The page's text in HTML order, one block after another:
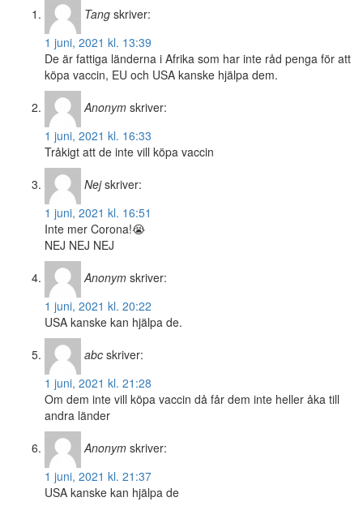
Tang skriver:
1 juni, 2021 kl. 13:39
De är fattiga länderna i Afrika som har inte råd penga för att
köpa vaccin, EU och USA kanske hjälpa dem.
Anonym skriver:
1 juni, 2021 kl. 16:33
Tråkigt att de inte vill köpa vaccin
Nej skriver:
1 juni, 2021 kl. 16:51
Inte mer Corona!😭
NEJ NEJ NEJ
Anonym skriver:
1 juni, 2021 kl. 20:22
USA kanske kan hjälpa de.
abc skriver:
1 juni, 2021 kl. 21:28
Om dem inte vill köpa vaccin då får dem inte heller åka till
andra länder
Anonym skriver:
1 juni, 2021 kl. 21:37
USA kanske kan hjälpa de